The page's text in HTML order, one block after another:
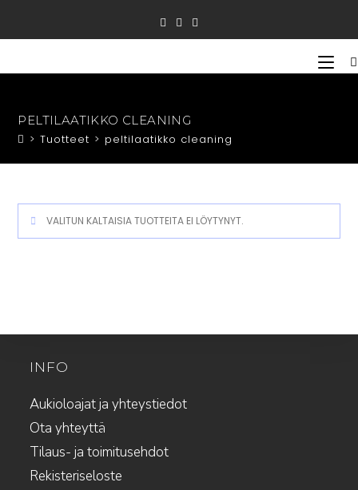
PELTILAATIKKO CLEANING
> Tuotteet > peltilaatikko cleaning
VALITUN KALTAISIA TUOTTEITA EI LÖYTYNYT.
INFO
Aukioloajat ja yhteystiedot
Ota yhteyttä
Tilaus- ja toimitusehdot
Rekisteriseloste